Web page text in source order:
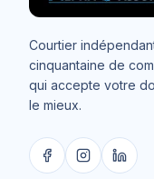
Courtier
cinquantaine de
qui accepte votre
le mieux.